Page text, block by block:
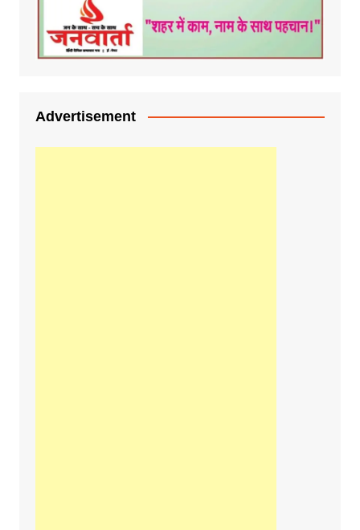
Advertisement